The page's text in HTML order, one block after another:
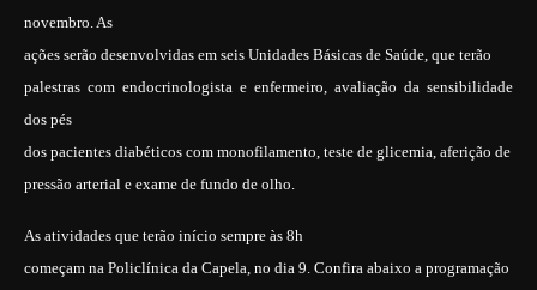
novembro. As
ações serão desenvolvidas em seis Unidades Básicas de Saúde, que terão
palestras com endocrinologista e enfermeiro, avaliação da sensibilidade
dos pés
dos pacientes diabéticos com monofilamento, teste de glicemia, aferição de
pressão arterial e exame de fundo de olho.
As atividades que terão início sempre às 8h
começam na Policlínica da Capela, no dia 9. Confira abaixo a programação